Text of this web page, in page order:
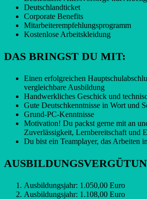
Deutschlandticket
Corporate Benefits
Mitarbeiterempfehlungsprogramm
Kostenlose Arbeitskleidung
DAS BRINGST DU MIT:
Einen erfolgreichen
vergleichbare Ausbildung
Handwerkliches Geschick und
Gute Deutschkenntnisse in Wort und
Grund-PC-Kenntnisse
Motivation! Du packst gerne mit an
Zuverlässigkeit, Lernbereitschaft und
Du bist ein Teamplayer, das Arbeiten
Ausbildungsjahr: 1.050,00 Euro
Ausbildungsjahr: 1.108,00 Euro